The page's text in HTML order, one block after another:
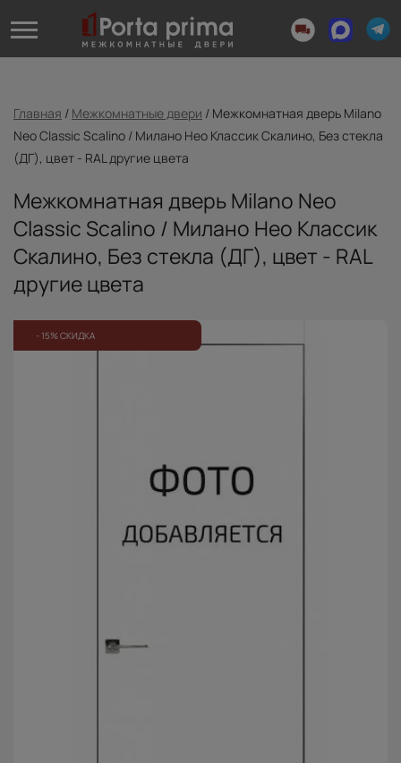
Главная / Межкомнатные двери / Межкомнатная дверь Milano
Neo Classic Scalino / Милано Нео Классик Скалино, Без стекла
(ДГ), цвет - RAL другие цвета
Межкомнатная дверь Milano Neo
Classic Scalino / Милано Нео Классик
Скалино, Без стекла (ДГ), цвет - RAL
другие цвета
- 15% СКИДКА